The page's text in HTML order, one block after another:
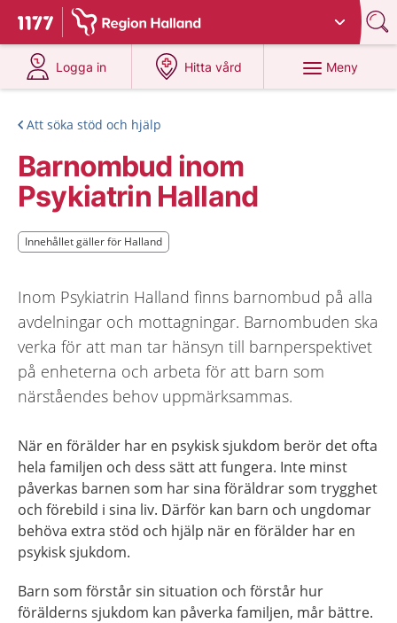
Till startsidan för 1177
Du har valt region Halland
Logga in
på 1177.se
Hitta vård
på 1177.se
Meny
Att söka stöd och hjälp
Barnombud inom
Psykiatrin Halland
Innehållet gäller för Halland
Innehållet gäller för Halland
Inom Psykiatrin Halland finns barnombud på alla
avdelningar och mottagningar. Barnombuden ska
verka för att man tar hänsyn till barnperspektivet
på enheterna och arbeta för att barn som
närståendes behov uppmärksammas.
När en förälder har en psykisk sjukdom berör det ofta
hela familjen och dess sätt att fungera. Inte minst
påverkas barnen som har sina föräldrar som trygghet
och förebild i sina liv. Därför kan barn och ungdomar
behöva extra stöd och hjälp när en förälder har en
psykisk sjukdom.
Barn som förstår sin situation och förstår hur
förälderns sjukdom kan påverka familjen, mår bättre.